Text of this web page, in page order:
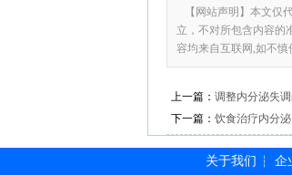
【网站声明】本文仅
立，不对所包含内容的
容均来自互联网,如不慎
上一篇： 调整内分泌失
下一篇： 饮食治疗内分
关于我们 ┆ 企